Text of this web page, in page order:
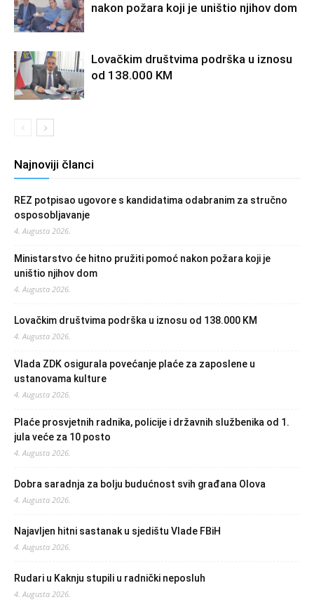
nakon požara koji je uništio njihov dom
Lovačkim društvima podrška u iznosu
od 138.000 KM
Najnoviji članci
REZ potpisao ugovore s kandidatima odabranim za stručno
osposobljavanje
4. Augusta 2026.
Ministarstvo će hitno pružiti pomoć nakon požara koji je
uništio njihov dom
4. Augusta 2026.
Lovačkim društvima podrška u iznosu od 138.000 KM
4. Augusta 2026.
Vlada ZDK osigurala povećanje plaće za zaposlene u
ustanovama kulture
4. Augusta 2026.
Plaće prosvjetnih radnika, policije i državnih službenika od 1.
jula veće za 10 posto
4. Augusta 2026.
Dobra saradnja za bolju budućnost svih građana Olova
4. Augusta 2026.
Najavljen hitni sastanak u sjedištu Vlade FBiH
4. Augusta 2026.
Rudari u Kaknju stupili u radnički neposluh
4. Augusta 2026.